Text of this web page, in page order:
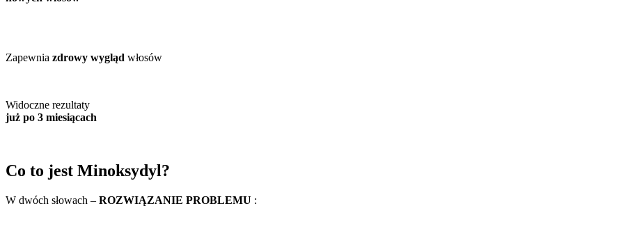
Zapewnia zdrowy wygląd włosów
Widoczne rezultaty
już po 3 miesiącach
Co to jest Minoksydyl?
W dwóch słowach – ROZWIĄZANIE PROBLEMU :